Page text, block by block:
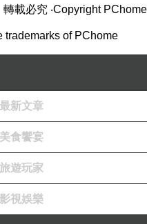
轉載必究 ‧Copyright PChome
trademarks of PChome
最新文章
美食饗宴
旅遊玩家
影視娛樂